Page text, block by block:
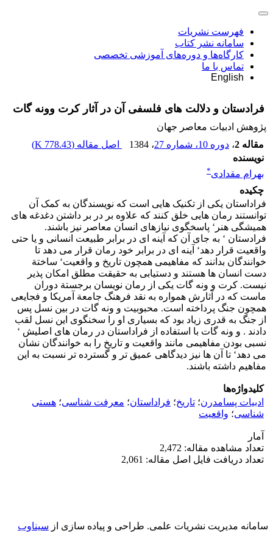
فهرست نشریات
سامانه نشر کتاب
کارگاه‌ها و دوره‌های آموزشی تخصصی
تماس با ما
English
فرادستان و دلالت های فلسفی آن در آثار کرت وونه گات
پژوهش ادبیات معاصر جهان
مقاله 2
، دوره 10، شماره 27 ، 1384 اصل مقاله (778.43 K
)
نویسنده
بهرام مقدادی*
چکیده
فراداستان یکی از تکنیک هایی است که نویسندگان به کمک آن
توانستند رمان هایی خلق کنند که علاوه بر در بر داشتن دغدغه های
همیشگی هنر‘ پاسخگوی نیازهای انسان معاصر نیز باشند.
فرادستان ‘ به جای آن که آینه ای در برابر طبیعت انسانی و یا حتی
واقعیت قرار دهد‘ آینه ای در برابر خود رمان قرار می دهد تا
خوانندگان بدانند که مفاهیمی همچون تاریخ و واقعیت‘ ساختة
دست انسان ها هستند و دستیابی به حقیقت مطلق امکان پذیر
نیست. کرت و ونه گات یکی از رمان نویسان برجستة دوران
ماست که در آثارش همواره به نقد فرهنگ جامعة آمریکا و فجایعی
همچون جنگ پرداخته است. محبوبیت و ونه گات در بین نسل پس
از جنگ به قدری زیاد بود که بسیاری او را سخنگوی این نسل لقب
دادند . و ونه گات با استفاده از فراداستان در رمان های اصلیش ‘
نسبی بودن مفاهیمی مانند واقعیت و تاریخ را به خوانندگان نشان
می دهد‘ تا آن ها نیز دیدگاهی عمیق تر و گسترده تر نسبت به این
مفاهیم داشته باشند.
کلیدواژه‌ها
ادبیات پسامدرن؛ تاریخ؛ فراداستان؛ معرفت شناسی؛ هستی
شناسی؛ واقعیت
آمار
تعداد مشاهده مقاله: 2,472
تعداد دریافت فایل اصل مقاله: 2,061
سامانه مدیریت نشریات علمی. طراحی و پیاده سازی از سیناوب